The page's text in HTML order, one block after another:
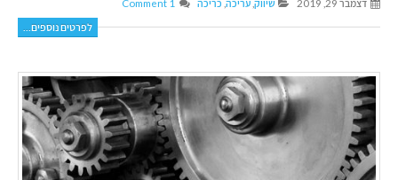
לפרטים נוספים...